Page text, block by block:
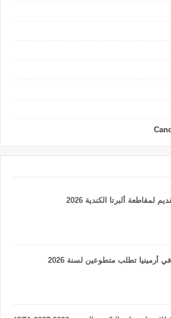
لمقاطعة ألبرتا الكندية 2026
تطلب متطوعين لسنة 2026